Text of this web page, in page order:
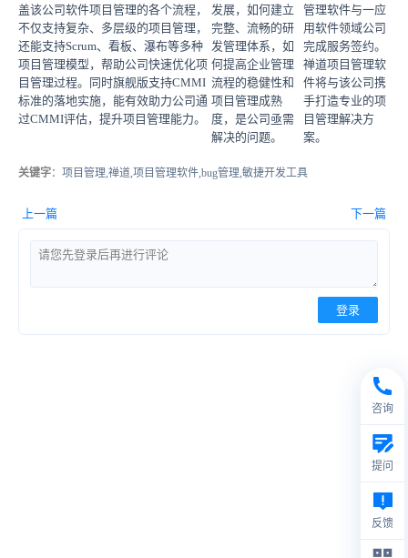
管理软件与一应
用软件领域公司
完成服务签约。
禅道项目管理软
件将与该公司携
手打造专业的项
目管理解决方
案。
发展，如何建立
完整、流畅的研
发管理体系，如
何提高企业管理
流程的稳健性和
项目管理成熟
度，是公司亟需
解决的问题。
盖该公司软件项目管理的各个流程，
不仅支持复杂、多层级的项目管理，
还能支持Scrum、看板、瀑布等多种
项目管理模型，帮助公司快速优化项
目管理过程。同时旗舰版支持CMMI
标准的落地实施，能有效助力公司通
过CMMI评估，提升项目管理能力。
关键字：项目管理,禅道,项目管理软件,bug管理,敏捷开发工具
上一篇 下一篇
登录
咨询
提问
反馈